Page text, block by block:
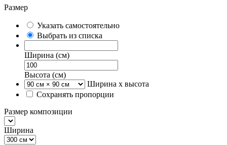
Размер
Указать самостоятельно
Выбрать из списка
Ширина (см)
Высота (см)
Ширина х высота
Сохранять пропорции
Размер композиции
Ширина